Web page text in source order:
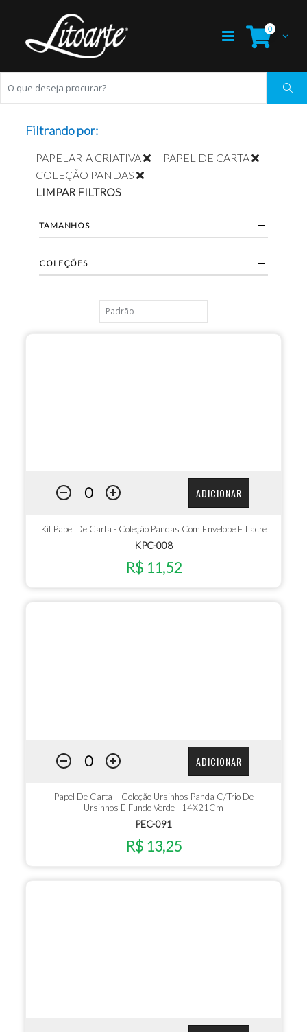
0
ADICIONAR
Kit Papel De Carta - Coleção Pandas Com Envelope E Lacre
KPC-008
R$ 11,52
ADICIONAR
Papel De Carta – Coleção Ursinhos Panda C/Trio De
Ursinhos E Fundo Verde - 14X21Cm
PEC-091
R$ 13,25
Filtrando por:
PAPELARIA CRIATIVA
PAPEL DE CARTA
COLEÇÃO PANDAS
LIMPAR FILTROS
TAMANHOS
COLEÇÕES